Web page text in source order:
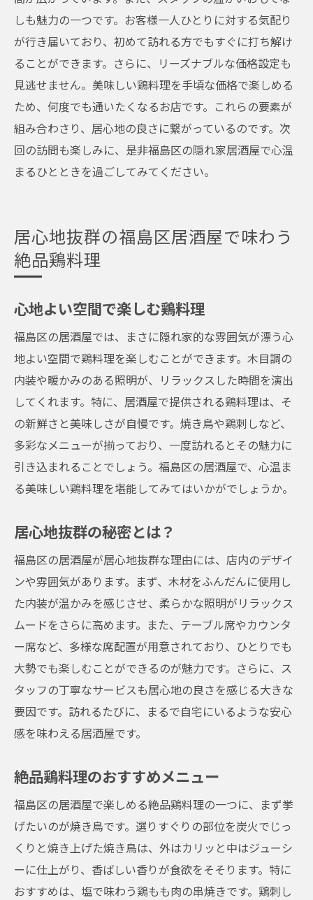
しも魅力の一つです。お客様一人ひとりに対する気配り
が行き届いており、初めて訪れる方でもすぐに打ち解け
ることができます。さらに、リーズナブルな価格設定も
見逃せません。美味しい鶏料理を手頃な価格で楽しめる
ため、何度でも通いたくなるお店です。これらの要素が
組み合わさり、居心地の良さに繋がっているのです。次
回の訪問も楽しみに、是非福島区の隠れ家居酒屋で心温
まるひとときを過ごしてみてください。
居心地抜群の福島区居酒屋で味わう
絶品鶏料理
心地よい空間で楽しむ鶏料理
福島区の居酒屋では、まさに隠れ家的な雰囲気が漂う心
地よい空間で鶏料理を楽しむことができます。木目調の
内装や暖かみのある照明が、リラックスした時間を演出
してくれます。特に、居酒屋で提供される鶏料理は、そ
の新鮮さと美味しさが自慢です。焼き鳥や鶏刺しなど、
多彩なメニューが揃っており、一度訪れるとその魅力に
引き込まれることでしょう。福島区の居酒屋で、心温ま
る美味しい鶏料理を堪能してみてはいかがでしょうか。
居心地抜群の秘密とは？
福島区の居酒屋が居心地抜群な理由には、店内のデザイ
ンや雰囲気があります。まず、木材をふんだんに使用し
た内装が温かみを感じさせ、柔らかな照明がリラックス
ムードをさらに高めます。また、テーブル席やカウンタ
ー席など、多様な席配置が用意されており、ひとりでも
大勢でも楽しむことができるのが魅力です。さらに、ス
タッフの丁寧なサービスも居心地の良さを感じる大きな
要因です。訪れるたびに、まるで自宅にいるような安心
感を味わえる居酒屋です。
絶品鶏料理のおすすめメニュー
福島区の居酒屋で楽しめる絶品鶏料理の一つに、まず挙
げたいのが焼き鳥です。選りすぐりの部位を炭火でじっ
くりと焼き上げた焼き鳥は、外はカリッと中はジューシ
ーに仕上がり、香ばしい香りが食欲をそそります。特に
おすすめは、塩で味わう鶏もも肉の串焼きです。鶏刺し